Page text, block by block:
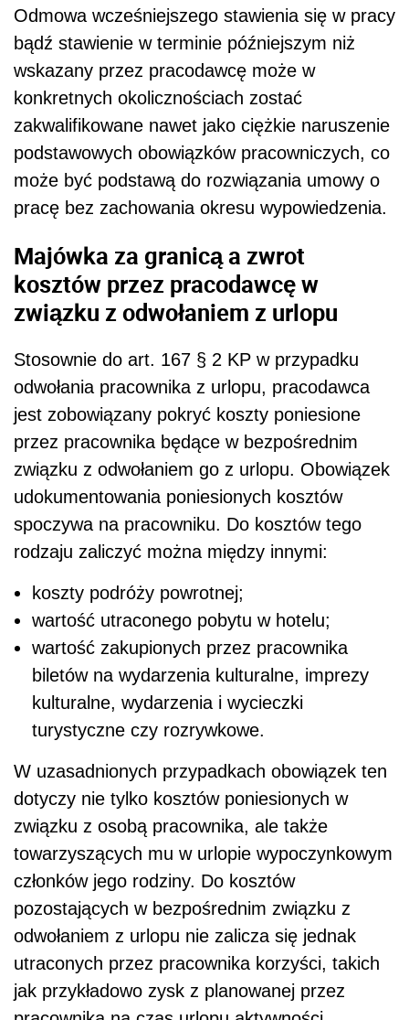
Odmowa wcześniejszego stawienia się w pracy
bądź stawienie w terminie późniejszym niż
wskazany przez pracodawcę może w
konkretnych okolicznościach zostać
zakwalifikowane nawet jako ciężkie naruszenie
podstawowych obowiązków pracowniczych, co
może być podstawą do rozwiązania umowy o
pracę bez zachowania okresu wypowiedzenia.
Majówka za granicą a zwrot
kosztów przez pracodawcę w
związku z odwołaniem z urlopu
Stosownie do art. 167 § 2 KP w przypadku
odwołania pracownika z urlopu, pracodawca
jest zobowiązany pokryć koszty poniesione
przez pracownika będące w bezpośrednim
związku z odwołaniem go z urlopu. Obowiązek
udokumentowania poniesionych kosztów
spoczywa na pracowniku. Do kosztów tego
rodzaju zaliczyć można między innymi:
koszty podróży powrotnej;
wartość utraconego pobytu w hotelu;
wartość zakupionych przez pracownika
biletów na wydarzenia kulturalne, imprezy
kulturalne, wydarzenia i wycieczki
turystyczne czy rozrywkowe.
W uzasadnionych przypadkach obowiązek ten
dotyczy nie tylko kosztów poniesionych w
związku z osobą pracownika, ale także
towarzyszących mu w urlopie wypoczynkowym
członków jego rodziny. Do kosztów
pozostających w bezpośrednim związku z
odwołaniem z urlopu nie zalicza się jednak
utraconych przez pracownika korzyści, takich
jak przykładowo zysk z planowanej przez